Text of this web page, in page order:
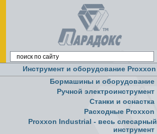
Инструмент и оборудование Proxxon
Бормашины и оборудование
Ручной электроинструмент
Cтанки и оснастка
Расходные Proxxon
Proxxon Industrial - весь слесарный
инструмент